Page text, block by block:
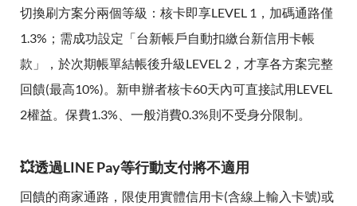
切換刷方案分兩個等級：核卡即享LEVEL 1，加碼通路僅
1.3%；需成功設定「台新帳戶自動扣繳台新信用卡帳
款」，於次期帳單結帳後升級LEVEL 2，才享各方案完整
回饋(最高10%)。新申辦者核卡60天內可直接試用LEVEL
2權益。保費1.3%、一般消費0.3%則不受身分限制。
💥透過LINE Pay等行動支付將不適用
回饋的商家通路，限使用實體信用卡(含線上輸入卡號)或